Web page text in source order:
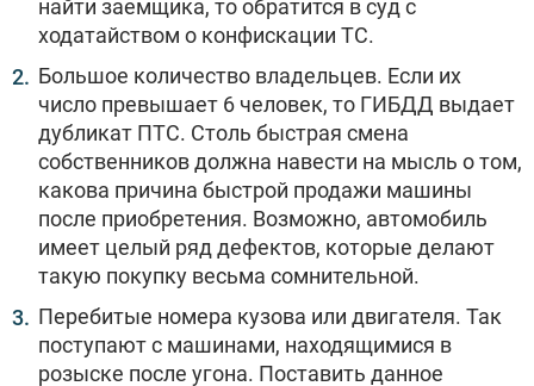
найти заемщика, то обратится в суд с
ходатайством о конфискации ТС.
Большое количество владельцев. Если их
число превышает 6 человек, то ГИБДД выдает
дубликат ПТС. Столь быстрая смена
собственников должна навести на мысль о том,
какова причина быстрой продажи машины
после приобретения. Возможно, автомобиль
имеет целый ряд дефектов, которые делают
такую покупку весьма сомнительной.
Перебитые номера кузова или двигателя. Так
поступают с машинами, находящимися в
розыске после угона. Поставить данное